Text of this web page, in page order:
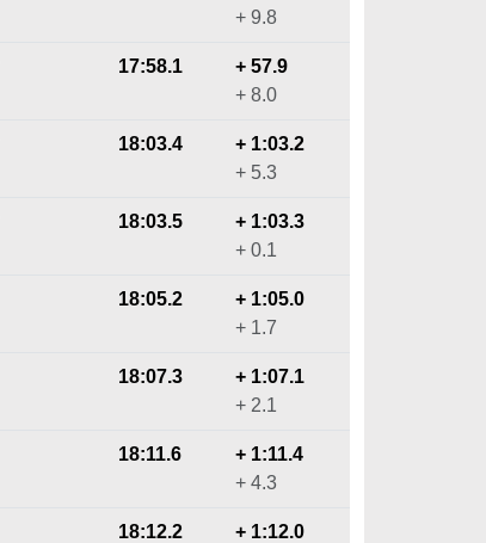
+ 9.8
17:58.1
+ 57.9
+ 8.0
18:03.4
+ 1:03.2
+ 5.3
18:03.5
+ 1:03.3
+ 0.1
18:05.2
+ 1:05.0
+ 1.7
18:07.3
+ 1:07.1
+ 2.1
18:11.6
+ 1:11.4
+ 4.3
18:12.2
+ 1:12.0